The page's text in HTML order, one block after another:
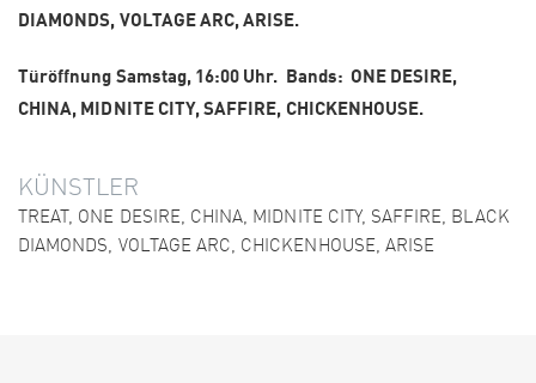
DIAMONDS, VOLTAGE ARC, ARISE.
Türöffnung Samstag, 16:00 Uhr. Bands: ONE DESIRE,
CHINA, MIDNITE CITY, SAFFIRE, CHICKENHOUSE.
KÜNSTLER
TREAT, ONE DESIRE, CHINA, MIDNITE CITY, SAFFIRE, BLACK
DIAMONDS, VOLTAGE ARC, CHICKENHOUSE, ARISE